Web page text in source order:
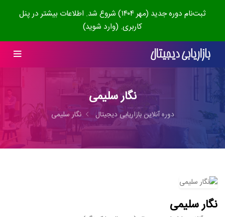
ثبت‌نام دوره جدید (مهر ۱۴۰۴) شروع شد. اطلاعات بیشتر در پنل
کاربری. (وارد شوید)
نگار سلیمی
دوره آنلاین بازاریابی دیجیتال نگار سلیمی
نگار سلیمی